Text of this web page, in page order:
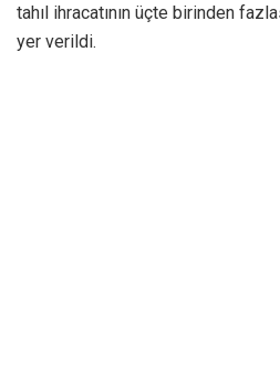
tahıl ihracatının üçte birinden
yer verildi.